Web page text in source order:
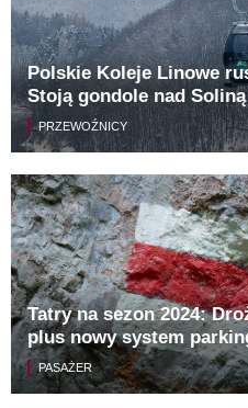
Polskie Koleje Linowe
Stoją gondole nad Soliną
PRZEWOŹNICY
Tatry na sezon 2024:
plus nowy system
PASAŻER